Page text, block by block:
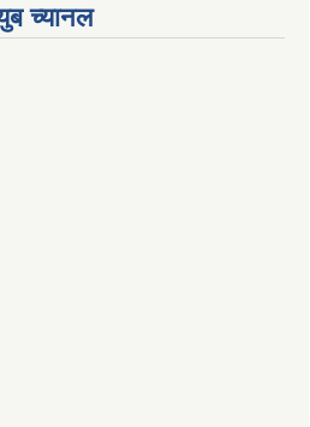
च्यानल